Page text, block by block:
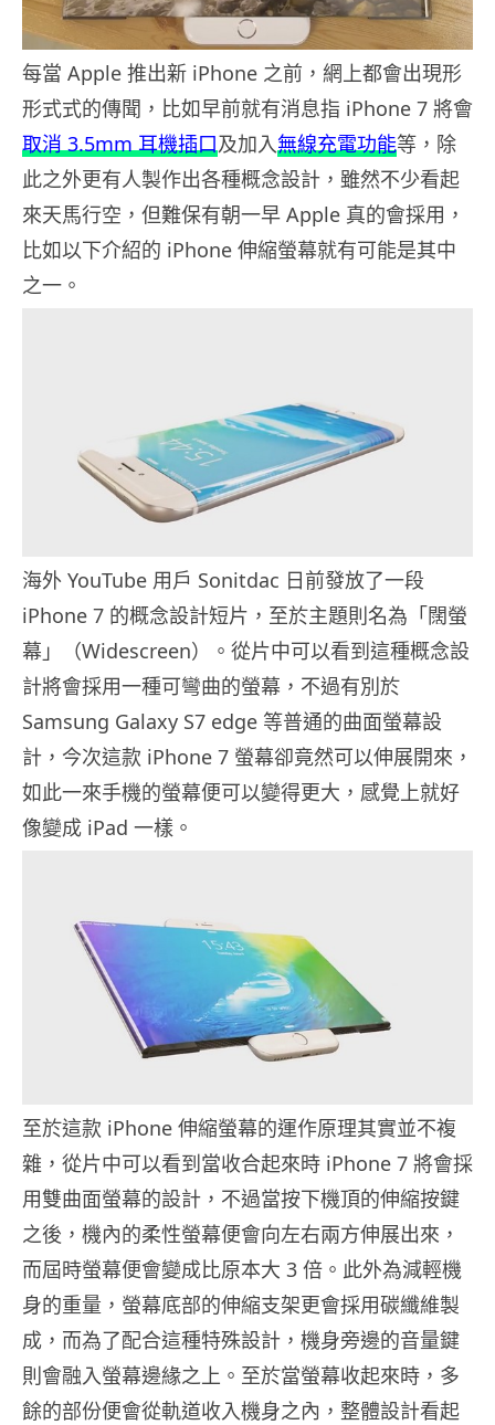
每當 Apple 推出新 iPhone 之前，網上都會出現形
形式式的傳聞，比如早前就有消息指 iPhone 7 將會
取消 3.5mm 耳機插口及加入無線充電功能等，除
此之外更有人製作出各種概念設計，雖然不少看起
來天馬行空，但難保有朝一早 Apple 真的會採用，
比如以下介紹的 iPhone 伸縮螢幕就有可能是其中
之一。
海外 YouTube 用戶 Sonitdac 日前發放了一段
iPhone 7 的概念設計短片，至於主題則名為「闊螢
幕」（Widescreen）。從片中可以看到這種概念設
計將會採用一種可彎曲的螢幕，不過有別於
Samsung Galaxy S7 edge 等普通的曲面螢幕設
計，今次這款 iPhone 7 螢幕卻竟然可以伸展開來，
如此一來手機的螢幕便可以變得更大，感覺上就好
像變成 iPad 一樣。
至於這款 iPhone 伸縮螢幕的運作原理其實並不複
雜，從片中可以看到當收合起來時 iPhone 7 將會採
用雙曲面螢幕的設計，不過當按下機頂的伸縮按鍵
之後，機內的柔性螢幕便會向左右兩方伸展出來，
而屆時螢幕便會變成比原本大 3 倍。此外為減輕機
身的重量，螢幕底部的伸縮支架更會採用碳纖維製
成，而為了配合這種特殊設計，機身旁邊的音量鍵
則會融入螢幕邊緣之上。至於當螢幕收起來時，多
餘的部份便會從軌道收入機身之內，整體設計看起